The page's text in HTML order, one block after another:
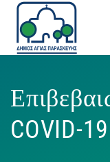
COVID-19